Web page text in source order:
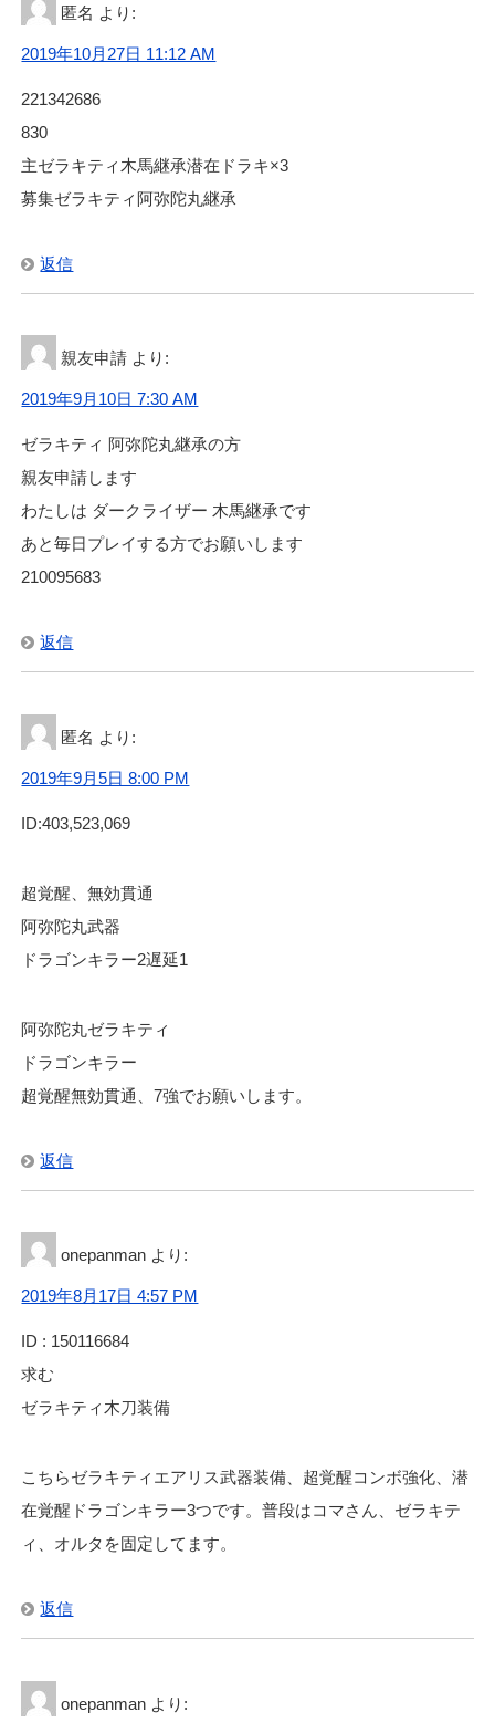
匿名 より:
2019年10月27日 11:12 AM
221342686
830
主ゼラキティ木馬継承潜在ドラキ×3
募集ゼラキティ阿弥陀丸継承
返信
親友申請 より:
2019年9月10日 7:30 AM
ゼラキティ 阿弥陀丸継承の方
親友申請します
わたしは ダークライザー 木馬継承です
あと毎日プレイする方でお願いします
210095683
返信
匿名 より:
2019年9月5日 8:00 PM
ID:403,523,069
超覚醒、無効貫通
阿弥陀丸武器
ドラゴンキラー2遅延1
阿弥陀丸ゼラキティ
ドラゴンキラー
超覚醒無効貫通、7強でお願いします。
返信
onepanman より:
2019年8月17日 4:57 PM
ID : 150116684
求む
ゼラキティ木刀装備
こちらゼラキティエアリス武器装備、超覚醒コンボ強化、潜
在覚醒ドラゴンキラー3つです。普段はコマさん、ゼラキテ
ィ、オルタを固定してます。
返信
onepanman より: